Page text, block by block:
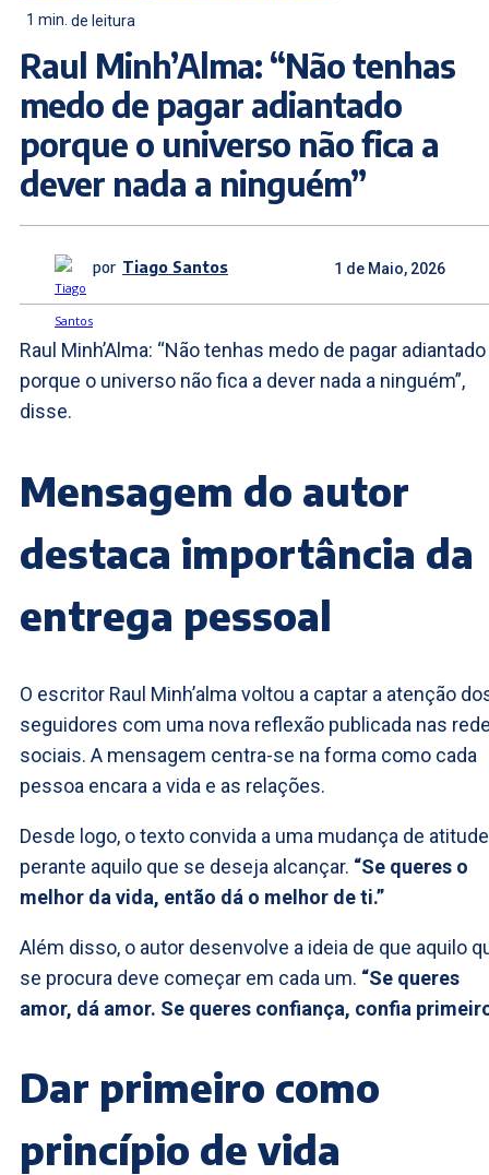
1 min. de leitura
Raul Minh’Alma: “Não tenhas
medo de pagar adiantado
porque o universo não fica a
dever nada a ninguém”
por Tiago Santos 1 de Maio, 2026
Raul Minh’Alma: “Não tenhas medo de pagar adiantado
porque o universo não fica a dever nada a ninguém”,
disse.
Mensagem do autor
destaca importância da
entrega pessoal
O escritor Raul Minh’alma voltou a captar a atenção
seguidores com uma nova reflexão publicada nas
sociais. A mensagem centra-se na forma como cada
pessoa encara a vida e as relações.
Desde logo, o texto convida a uma mudança de atitude
perante aquilo que se deseja alcançar. “Se queres o
melhor da vida, então dá o melhor de ti.”
Além disso, o autor desenvolve a ideia de que aquilo
se procura deve começar em cada um. “Se queres
amor, dá amor. Se queres confiança, confia
Dar primeiro como
princípio de vida